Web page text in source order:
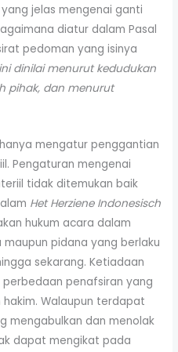
jelas mengenai ganti
diatur dalam Pasal
pedoman yang isinya
dinilai menurut kedudukan
pihak, dan menurut
mengatur penggantian
Pengaturan mengenai
tidak ditemukan baik
Het Herziene Indonesisch
hukum acara dalam
pidana yang berlaku
sekarang. Ketiadaan
penafsiran yang
Walaupun terdapat
mengabulkan dan menolak
dapat mengikat pada